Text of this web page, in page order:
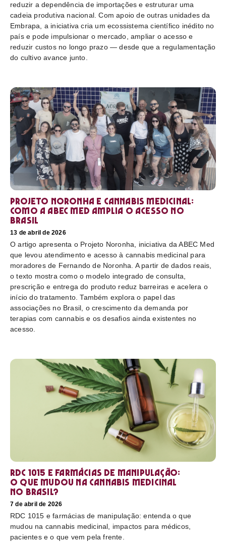
reduzir a dependência de importações e estruturar uma
cadeia produtiva nacional. Com apoio de outras unidades da
Embrapa, a iniciativa cria um ecossistema científico inédito no
país e pode impulsionar o mercado, ampliar o acesso e
reduzir custos no longo prazo — desde que a regulamentação
do cultivo avance junto.
Projeto Noronha e cannabis medicinal:
como a ABEC Med amplia o acesso no
Brasil
13 de abril de 2026
O artigo apresenta o Projeto Noronha, iniciativa da ABEC Med
que levou atendimento e acesso à cannabis medicinal para
moradores de Fernando de Noronha. A partir de dados reais,
o texto mostra como o modelo integrado de consulta,
prescrição e entrega do produto reduz barreiras e acelera o
início do tratamento. Também explora o papel das
associações no Brasil, o crescimento da demanda por
terapias com cannabis e os desafios ainda existentes no
acesso.
RDC 1015 e farmácias de manipulação:
o que mudou na cannabis medicinal
no Brasil?
7 de abril de 2026
RDC 1015 e farmácias de manipulação: entenda o que
mudou na cannabis medicinal, impactos para médicos,
pacientes e o que vem pela frente.